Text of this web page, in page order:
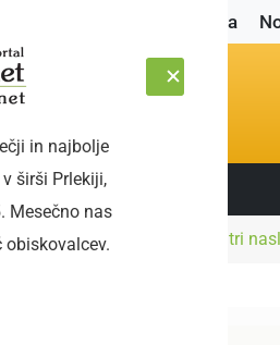
Naslovnica
Sledite nam:
in najbolje
širši Prlekiji,
Mesečno nas
ŠportLjutomerčanke osvojile tri